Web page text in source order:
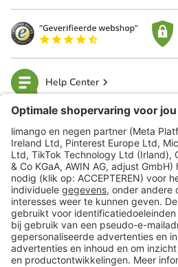
Help Center
limango
Veilig winkelen
Klantenservice
Shop
Acties